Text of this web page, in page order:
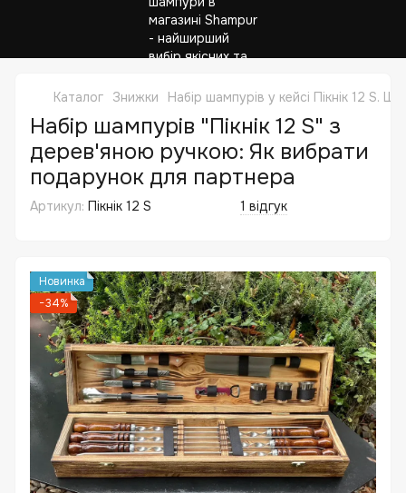
Каталог Знижки Набір шампурів у кейсі Пікнік 12 S.
Набір шампурів "Пікнік 12 S" з
дерев'яною ручкою: Як вибрати
подарунок для партнера
Артикул: Пікнік 12 S 1 відгук
Новинка
−34%